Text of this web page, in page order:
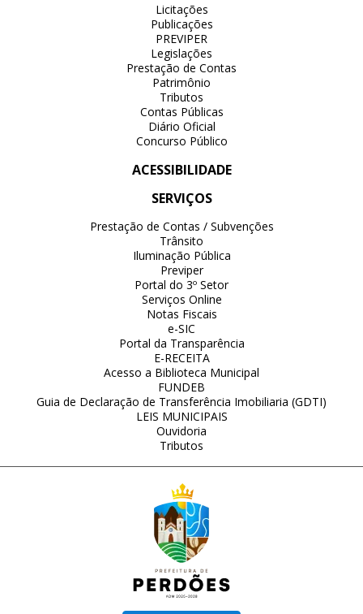
Licitações
Publicações
PREVIPER
Legislações
Prestação de Contas
Patrimônio
Tributos
Contas Públicas
Diário Oficial
Concurso Público
ACESSIBILIDADE
SERVIÇOS
Prestação de Contas / Subvenções
Trânsito
Iluminação Pública
Previper
Portal do 3º Setor
Serviços Online
Notas Fiscais
e-SIC
Portal da Transparência
E-RECEITA
Acesso a Biblioteca Municipal
FUNDEB
Guia de Declaração de Transferência Imobiliaria (GDTI)
LEIS MUNICIPAIS
Ouvidoria
Tributos